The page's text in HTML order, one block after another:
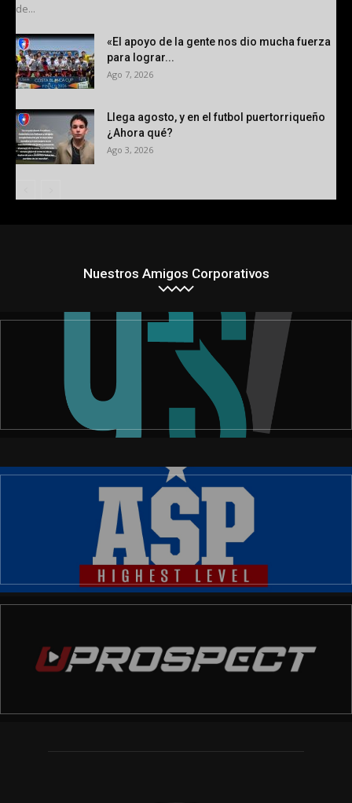
de...
«El apoyo de la gente nos dio mucha fuerza
para lograr...
Ago 7, 2026
Llega agosto, y en el futbol puertorriqueño
¿Ahora qué?
Ago 3, 2026
Nuestros Amigos Corporativos